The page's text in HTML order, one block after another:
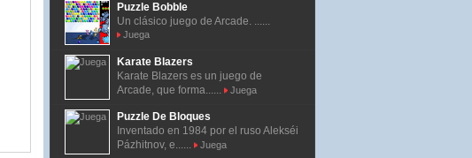
Puzzle Bobble
Un clásico juego de Arcade. ......
Juega
Karate Blazers
Karate Blazers es un juego de
Arcade, que forma......
Juega
Puzzle De Bloques
Inventado en 1984 por el ruso Alekséi
Pázhitnov, e......
Juega